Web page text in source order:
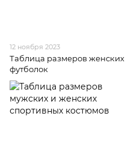
12 ноября 2023
Таблица размеров женских
футболок